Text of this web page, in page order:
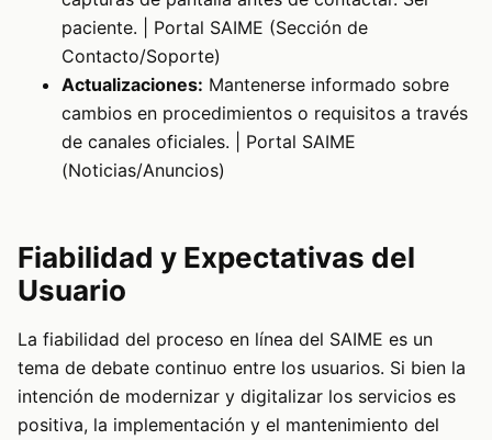
paciente. | Portal SAIME (Sección de
Contacto/Soporte)
Actualizaciones: Mantenerse informado sobre
cambios en procedimientos o requisitos a través
de canales oficiales. | Portal SAIME
(Noticias/Anuncios)
Fiabilidad y Expectativas del
Usuario
La fiabilidad del proceso en línea del SAIME es un
tema de debate continuo entre los usuarios. Si bien la
intención de modernizar y digitalizar los servicios es
positiva, la implementación y el mantenimiento del